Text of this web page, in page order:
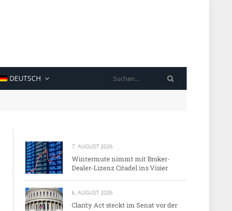
DEUTSCH
7. AUGUST 2026
Wintermute nimmt mit Broker-
Dealer-Lizenz Citadel ins Visier
6. AUGUST 2026
Clarity Act steckt im Senat vor der